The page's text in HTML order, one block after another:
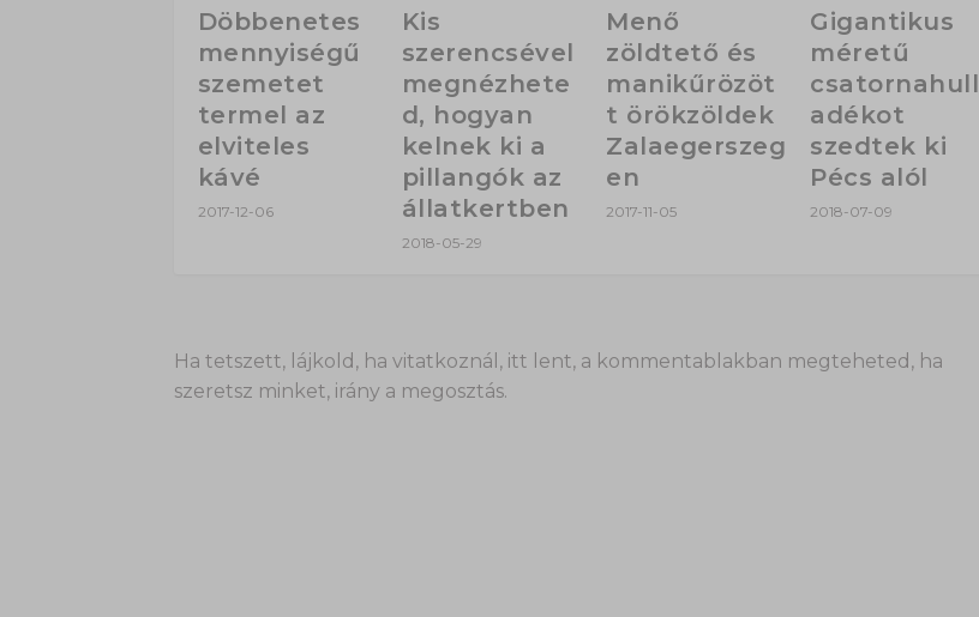
Döbbenetes
mennyiségű
szemetet
termel az
elviteles
kávé
2017-12-06
Kis
szerencsével
megnézhete
d, hogyan
kelnek ki a
pillangók az
állatkertben
2018-05-29
Menő
zöldtető és
manikűrözöt
t örökzöldek
Zalaegerszeg
en
2017-11-05
Gigantikus
méretű
csatornahull
adékot
szedtek ki
Pécs alól
2018-07-09
Ha tetszett, lájkold, ha vitatkoznál, itt lent, a kommentablakban megteheted, ha
szeretsz minket, irány a megosztás.